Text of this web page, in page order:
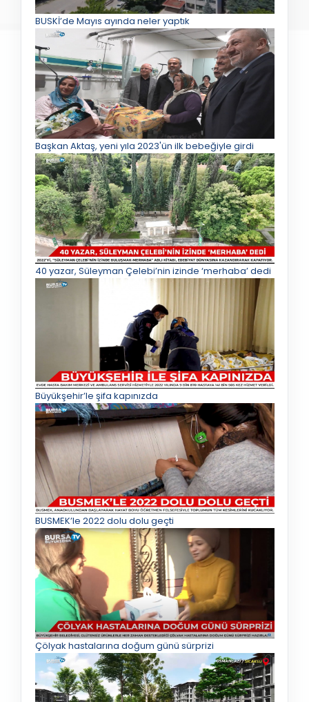
BUSKİ’de Mayıs ayında neler yaptık
Başkan Aktaş, yeni yıla 2023'ün ilk bebeğiyle girdi
40 yazar, Süleyman Çelebi’nin izinde ‘merhaba’ dedi
Büyükşehir’le şifa kapınızda
BUSMEK’le 2022 dolu dolu geçti
Çölyak hastalarına doğum günü sürprizi